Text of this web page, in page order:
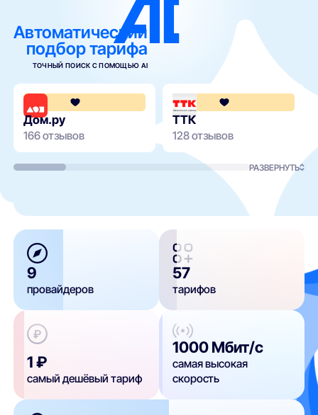
Автоматический
подбор тарифа
ТОЧНЫЙ ПОИСК С ПОМОЩЬЮ AI
4.3
Дом.ру
166 отзывов
ТТК
128 отзывов
РАЗВЕРНУТЬ
9
провайдеров
57
тарифов
1 ₽
самый дешёвый тариф
1000 Мбит/с
самая высокая
скорость